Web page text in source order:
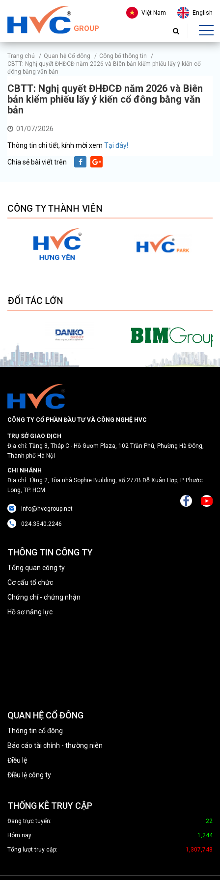
GROUP
Việt Nam English
Trang chủ / Quan hệ Cổ đông / Công bố thông tin
/
CBTT: Nghị quyết ĐHĐCĐ năm 2026 và Biên bản kiểm phiếu lấy ý kiến cổ
đông bằng văn bản
CBTT: Nghị quyết ĐHĐCĐ năm 2026 và Biên
bản kiểm phiếu lấy ý kiến cổ đông bằng văn
bản
01/07/2026
Thông tin chi tiết, kính mời xem Tại đây!
Chia sẻ bài viết trên
CÔNG TY THÀNH VIÊN
ĐỐI TÁC LỚN
CÔNG TY CỔ PHẦN ĐẦU TƯ VÀ CÔNG NGHỆ HVC
TRỤ SỞ GIAO DỊCH
Địa chỉ: Tầng 8, Tháp C - Hồ Gươm Plaza, 102 Trần Phú, Phường Hà Đông,
Thành phố Hà Nội
CHI NHÁNH
Địa chỉ: Tầng 2, Tòa nhà Sophie Building, số 277B Đỗ Xuân Hợp, P. Phước
Long, TP. HCM.
info@hvcgroup.net
024.3540.2246
THÔNG TIN CÔNG TY
Tổng quan công ty
Cơ cấu tổ chức
Chứng chỉ - chứng nhận
Hồ sơ năng lực
QUAN HỆ CỔ ĐÔNG
Thông tin cổ đông
Báo cáo tài chính - thường niên
Điều lệ
Điều lệ công ty
THỐNG KÊ TRUY CẬP
Đang trực tuyến: 22
Hôm nay: 1,244
Tổng lượt truy cập: 1,307,748